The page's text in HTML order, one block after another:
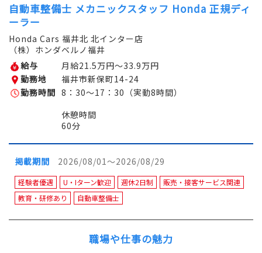
自動車整備士 メカニックスタッフ Honda 正規ディ
ーラー
Honda Cars 福井北 北インター店
（株）ホンダベルノ福井
給与
月給21.5万円～33.9万円
勤務地
福井市新保町14-24
勤務時間 8：30～17：30（実動8時間）
休憩時間
60分
掲載期間 2026/08/01～2026/08/29
経験者優遇 U・Iターン歓迎 週休2日制
販売・接客サービス関連
教育・研修あり
自動車整備士
職場や仕事の魅力